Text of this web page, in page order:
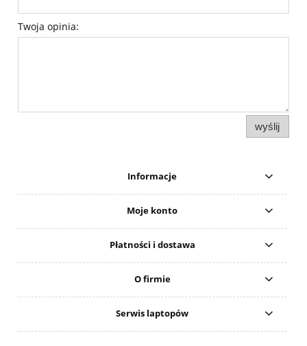
Twoja opinia:
wyślij
Informacje
Moje konto
Płatności i dostawa
O firmie
Serwis laptopów